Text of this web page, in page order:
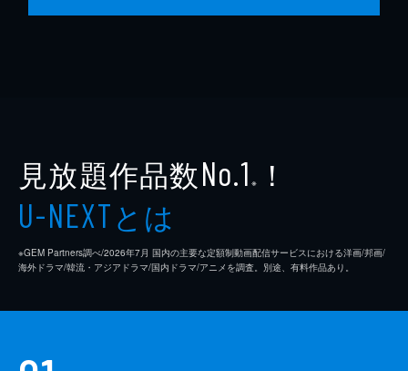
見放題作品数No.1 ※ ！
U-NEXTとは
※GEM Partners調べ/2026年7⽉ 国内の主要な定額制動画配信サービスにおける洋画/邦画/
海外ドラマ/韓流・アジアドラマ/国内ドラマ/アニメを調査。別途、有料作品あり。